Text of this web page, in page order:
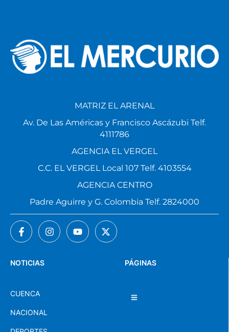
PÁGINAS
NOTICIAS
CUENCA
NACIONAL
MATRIZ EL ARENAL
Av. De Las Américas y Francisco Ascázubi Telf.
4111786
AGENCIA EL VERGEL
C.C. EL VERGEL Local 107 Telf. 4103554
AGENCIA CENTRO
Padre Aguirre y G. Colombia Telf. 2824000